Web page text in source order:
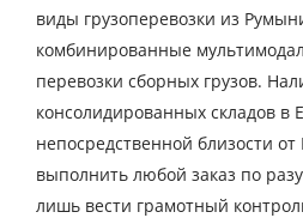
виды грузоперевозки из
комбинированные
перевозки сборных грузов.
консолидированных складов в
непосредственной близости
выполнить любой заказ по
лишь вести грамотный